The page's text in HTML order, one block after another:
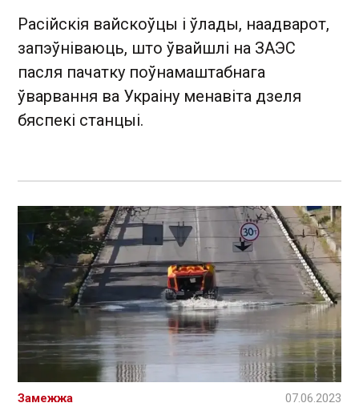
Расійскія вайскоўцы і ўлады, наадварот,
запэўніваюць, што ўвайшлі на ЗАЭС
пасля пачатку поўнамаштабнага
ўварвання ва Украіну менавіта дзеля
бяспекі станцыі.
Замежжа 07.06.2023